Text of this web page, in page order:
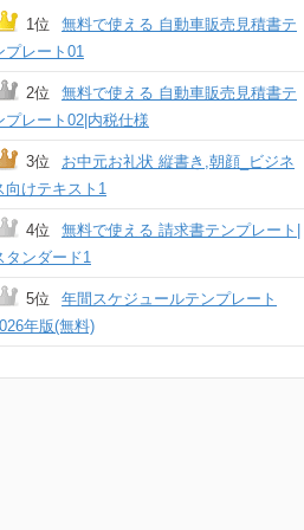
1位
無料で使える 自動車販売見積書テ
プレート01
2位
無料で使える 自動車販売見積書テ
プレート02|内税仕様
3位
お中元お礼状 縦書き,朝顔_ビジネ
向けテキスト1
4位
無料で使える 請求書テンプレート|
タンダード1
5位
年間スケジュールテンプレート
年版(無料)